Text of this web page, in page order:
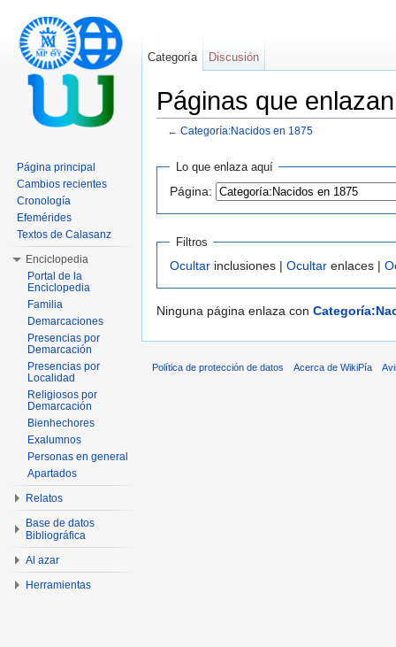
Páginas que
← Categoría:Nacidos en 1875
Lo que enlaza aquí
Página:
Filtros
Ocultar inclusiones | Ocultar enlaces |
Ninguna página enlaza con
Categoría Discusión
Página principal
Cambios recientes
Cronología
Efemérides
Textos de Calasanz
Enciclopedia
Portal de la
Enciclopedia
Familia
Demarcaciones
Presencias por
Demarcación
Presencias por
Localidad
Religiosos por
Demarcación
Bienhechores
Exalumnos
Personas en general
Apartados
Relatos
Base de datos
Bibliográfica
Al azar
Herramientas
Política de protección de datos Acerca de WikiPía